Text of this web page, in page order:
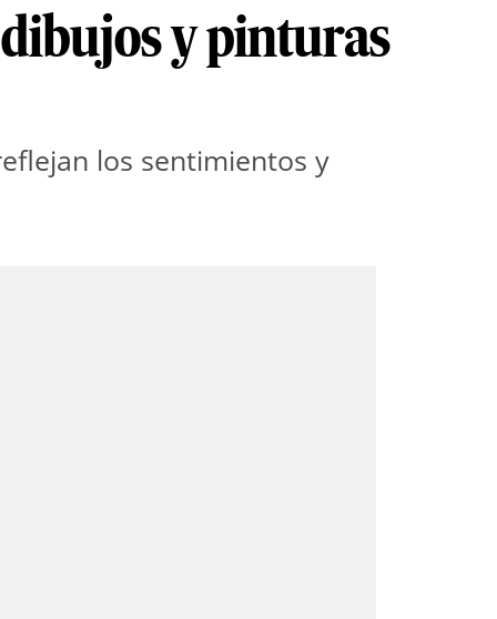
y pinturas
los sentimientos y